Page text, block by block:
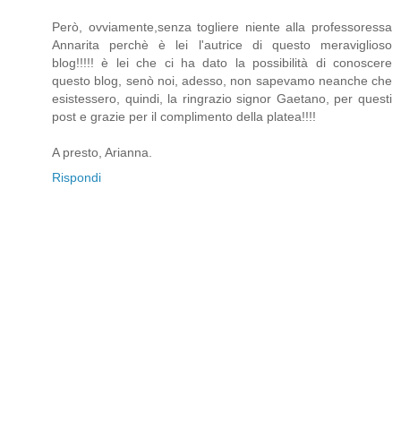
Però, ovviamente,senza togliere niente alla professoressa
Annarita perchè è lei l'autrice di questo meraviglioso
blog!!!!! è lei che ci ha dato la possibilità di conoscere
questo blog, senò noi, adesso, non sapevamo neanche che
esistessero, quindi, la ringrazio signor Gaetano, per questi
post e grazie per il complimento della platea!!!!
A presto, Arianna.
Rispondi